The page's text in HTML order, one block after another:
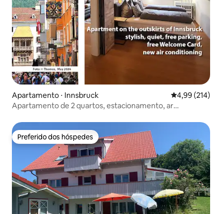
Apartamento ⋅ Innsbruck 4,99 de uma
4,99 (214)
Apartamento de 2 quartos, estacionamento, ar
Preferido dos hóspedes
Preferido dos hóspedes